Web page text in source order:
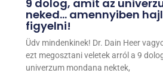
9 dolog, amit az
neked… amennyiben
figyelni!
Üdv mindenkinek! Dr. Dain Heer
ezt megosztani veletek arról a 9
univerzum mondana nektek,